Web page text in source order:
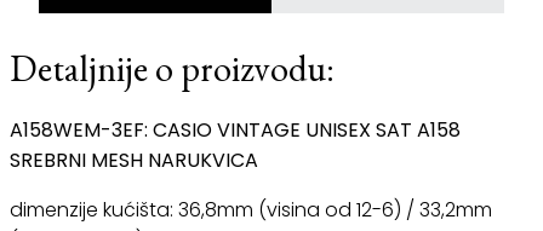
Detaljnije o proizvodu:
A158WEM-3EF: CASIO VINTAGE UNISEX SAT A158
SREBRNI MESH NARUKVICA
dimenzije kućišta: 36,8mm (visina od 12-6) / 33,2mm